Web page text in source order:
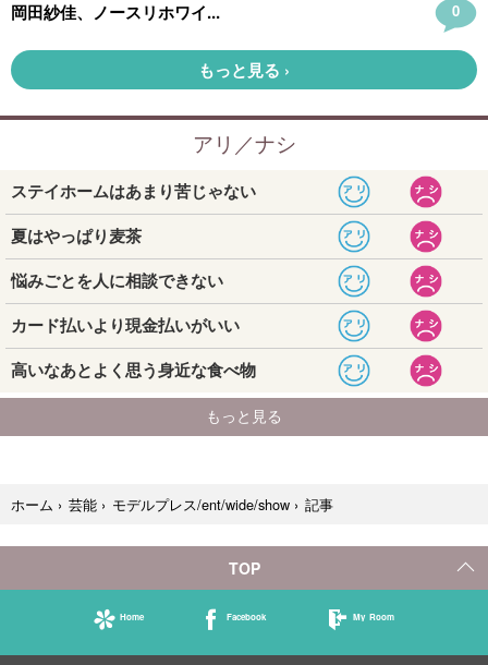
ホーム › 芸能 › モデルプレス/ent/wide/show › 記事
TOP
Home Facebook My Room